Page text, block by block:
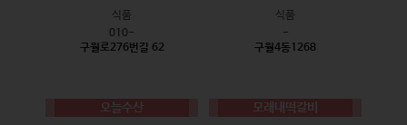
식품
010-
구월로276번길 62
식품
-
구월4동1268
오늘수산 모래내떡갈비